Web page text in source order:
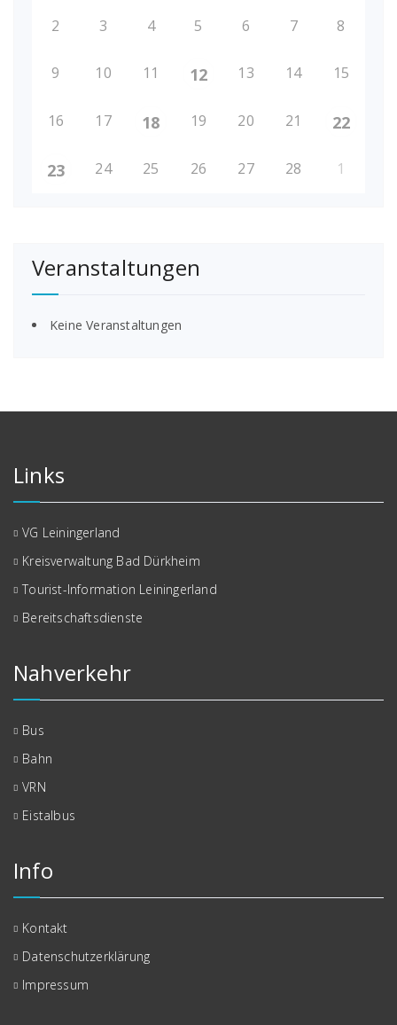
2 3 4 5 6 7 8
9 10 11 12 13 14 15
16 17 18 19 20 21 22
23 24 25 26 27 28 1
Veranstaltungen
Keine Veranstaltungen
Links
VG Leiningerland
Kreisverwaltung Bad Dürkheim
Tourist-Information Leiningerland
Bereitschaftsdienste
Nahverkehr
Bus
Bahn
VRN
Eistalbus
Info
Kontakt
Datenschutzerklärung
Impressum